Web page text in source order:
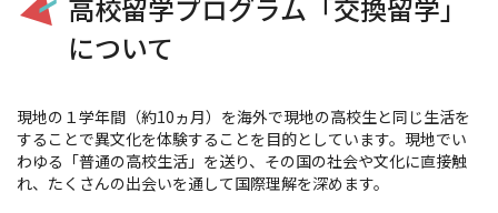
高校留学プログラム「交換留学」
について
現地の１学年間（約10ヵ月）を海外で現地の高校生と同じ生活を
することで異文化を体験することを目的としています。現地でい
わゆる「普通の高校生活」を送り、その国の社会や文化に直接触
れ、たくさんの出会いを通して国際理解を深めます。